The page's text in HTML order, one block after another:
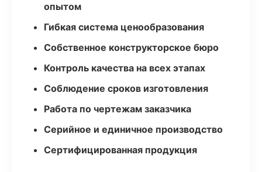
опытом
Гибкая система ценообразования
Собственное конструкторское бюро
Контроль качества на всех этапах
Соблюдение сроков изготовления
Работа по чертежам заказчика
Серийное и единичное производство
Сертифицированная продукция